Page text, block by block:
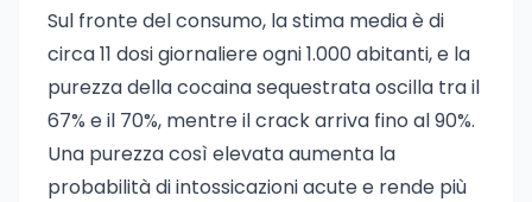
Sul fronte del consumo, la stima media è di
circa 11 dosi giornaliere ogni 1.000 abitanti, e la
purezza della cocaina sequestrata oscilla tra il
67% e il 70%, mentre il crack arriva fino al 90%.
Una purezza così elevata aumenta la
probabilità di intossicazioni acute e rende più